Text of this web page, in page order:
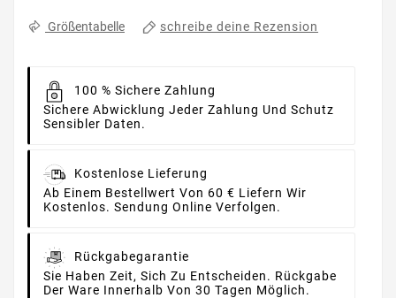
Größentabelle schreibe deine Rezension
100 % Sichere Zahlung
Sichere Abwicklung Jeder Zahlung Und Schutz
Sensibler Daten.
Kostenlose Lieferung
Ab Einem Bestellwert Von 60 € Liefern Wir
Kostenlos. Sendung Online Verfolgen.
Rückgabegarantie
Sie Haben Zeit, Sich Zu Entscheiden. Rückgabe
Der Ware Innerhalb Von 30 Tagen Möglich.